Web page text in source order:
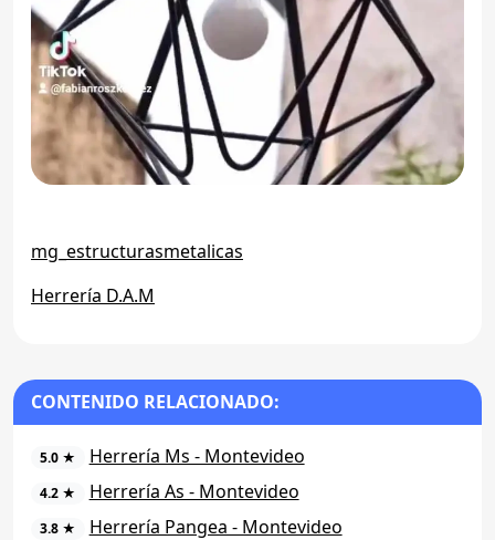
mg_estructurasmetalicas
Herrería D.A.M
CONTENIDO RELACIONADO:
5.0 ★ Herrería Ms - Montevideo
4.2 ★ Herrería As - Montevideo
3.8 ★ Herrería Pangea - Montevideo